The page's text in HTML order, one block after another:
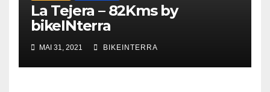
La Tejera – 82Kms by
bikeINterra
MAI 31, 2021 BIKEINTERRA